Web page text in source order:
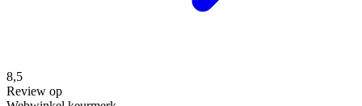
8,5
Review op